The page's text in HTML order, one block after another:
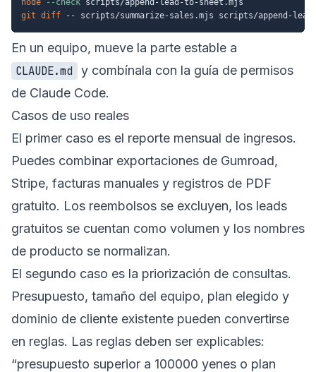
node
--check
git diff
En un equipo, mueve la parte estable a
CLAUDE.md
y combínala con la guía de permisos
de Claude Code.
Casos de uso reales
El primer caso es el reporte mensual de ingresos.
Puedes combinar exportaciones de Gumroad,
Stripe, facturas manuales y registros de PDF
gratuito. Los reembolsos se excluyen, los leads
gratuitos se cuentan como volumen y los nombres
de producto se normalizan.
El segundo caso es la priorización de consultas.
Presupuesto, tamaño del equipo, plan elegido y
dominio de cliente existente pueden convertirse
en reglas. Las reglas deben ser explicables:
“presupuesto superior a 100000 yenes o plan